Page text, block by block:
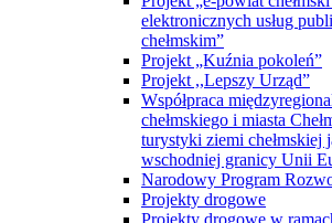
elektronicznych usług
chełmskim”
Projekt „Kuźnia pokoleń”
Projekt ,,Lepszy Urząd”
Współpraca
chełmskiego i miasta
turystyki ziemi chełmskiej
wschodniej granicy Unii
Narodowy Program
Projekty drogowe
Projekty drogowe w